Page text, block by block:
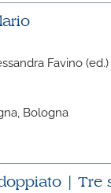
Favino (ed.)
Bologna
| Tre